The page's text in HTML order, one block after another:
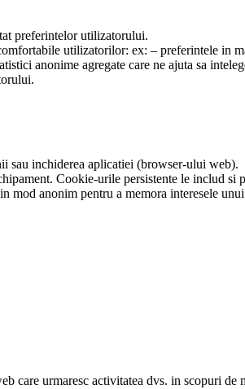
preferintelor utilizatorului.
utilizatorilor: ex: – preferintele in
anonime agregate care ne ajuta sa
sau inchiderea aplicatiei (browser-ului web).
Cookie-urile persistente le includ si
anonim pentru a memora interesele
care urmaresc activitatea dvs. in scopuri de